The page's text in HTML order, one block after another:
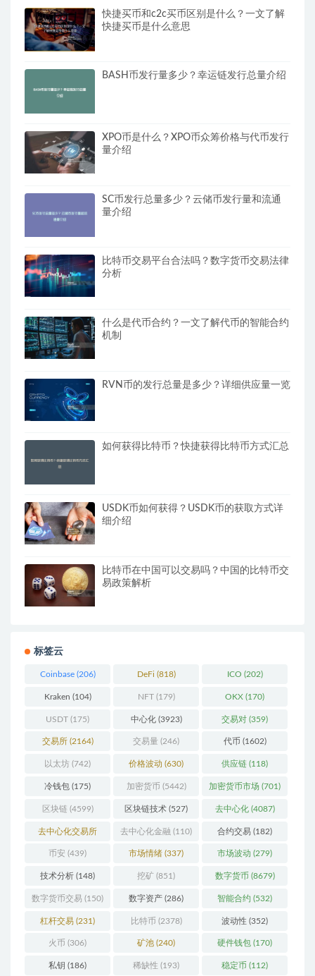
快捷买币和c2c买币区别是什么？一文了解
快捷买币是什么意思
BASH币发行量多少？幸运链发行总量介绍
XPO币是什么？XPO币众筹价格与代币发行
量介绍
SC币发行总量多少？云储币发行量和流通
量介绍
比特币交易平台合法吗？数字货币交易法律
分析
什么是代币合约？一文了解代币的智能合约
机制
RVN币的发行总量是多少？详细供应量一览
如何获得比特币？快捷获得比特币方式汇总
USDK币如何获得？USDK币的获取方式详
细介绍
比特币在中国可以交易吗？中国的比特币交
易政策解析
标签云
Coinbase(206) DeFi (818) ICO (202)
Kraken (104) NFT(179) OKX (170)
USDT (175) 中心化(3923) 交易对 (359)
交易所(2164) 交易量 (246) 代币 (1602)
以太坊 (742) 价格波动 (630) 供应链 (118)
冷钱包 (175) 加密货币 (5442) 加密货币市场 (701)
区块链(4599) 区块链技术 (527) 去中心化(4087)
去中心化交易所
(196)
去中心化金融 (110) 合约交易 (182)
币安 (439) 市场情绪 (337) 市场波动 (279)
技术分析 (148) 挖矿 (851) 数字货币 (8679)
数字货币交易 (150) 数字资产 (286) 智能合约 (532)
杠杆交易 (231) 比特币 (2378) 波动性 (352)
火币 (306) 矿池 (240) 硬件钱包 (170)
私钥 (186) 稀缺性 (193) 稳定币 (112)